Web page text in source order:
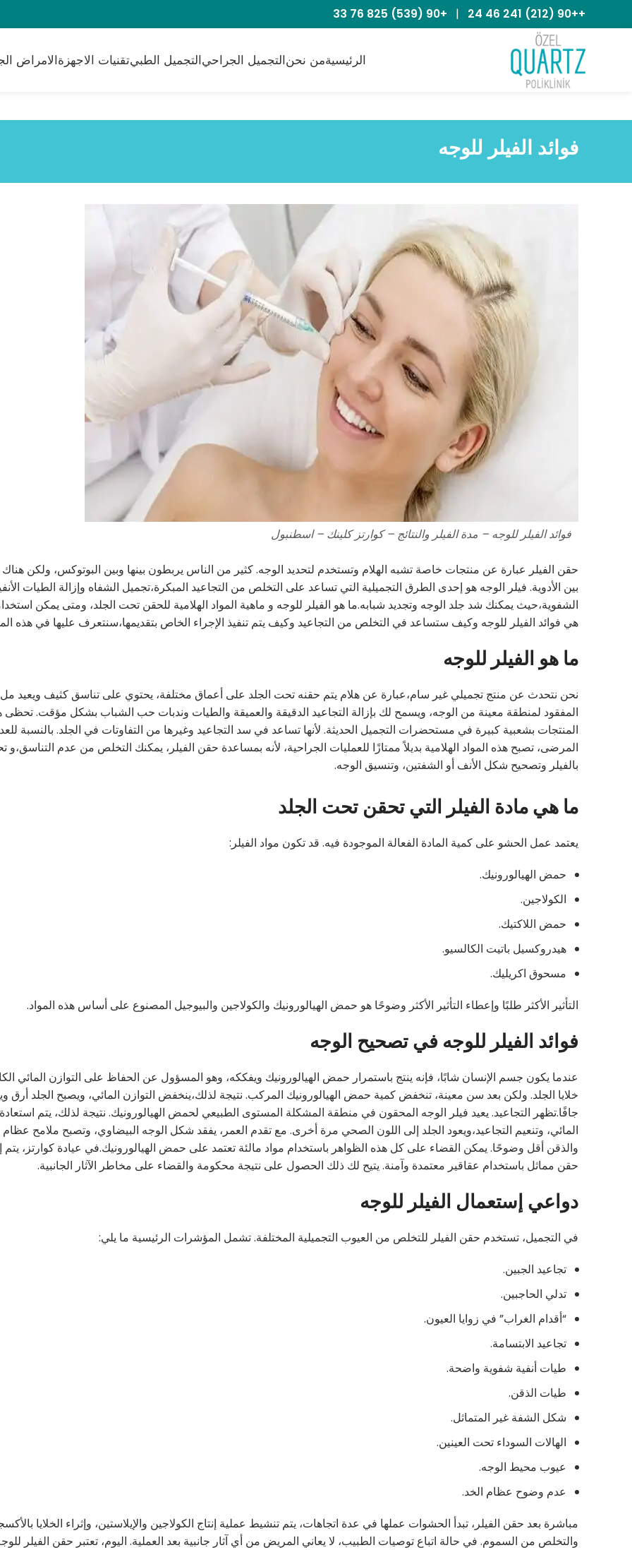
++90 (212) 241 46 24
|
+90 (539) 825 76 33
الرئيسيةمن نحنالتجميل الجراحيالتجميل الطبيتقنيات الاجهزةالامراض
فوائد الفيلر للوجه
فوائد الفيلر للوجه – مدة الفيلر والنتائج – كوارتز كلينك – اسطنبول
حقن الفيلر عبارة عن منتجات خاصة تشبه الهلام وتستخدم لتحديد الوجه. كثير من الناس يربطون بينها وبين البوتوكس، ولكن
بين الأدوية. فيلر الوجه هو إحدى الطرق التجميلية التي تساعد على التخلص من التجاعيد المبكرة،تجميل الشفاه وإزالة الطيات
الشفوية،حيث يمكنك شد جلد الوجه وتجديد شبابه.ما هو الفيلر للوجه و ماهية المواد الهلامية للحقن تحت الجلد، ومتى يمكن
هي فوائد الفيلر للوجه وكيف ستساعد في التخلص من التجاعيد وكيف يتم تنفيذ الإجراء الخاص بتقديمها،سنتعرف عليها في هذه
ما هو الفيلر للوجه
نحن نتحدث عن منتج تجميلي غير سام،عبارة عن هلام يتم حقنه تحت الجلد على أعماق مختلفة، يحتوي على تناسق كثيف ويعيد
المفقود لمنطقة معينة من الوجه، ويسمح لك بإزالة التجاعيد الدقيقة والعميقة والطيات وندبات حب الشباب بشكل مؤقت. تحظى
المنتجات بشعبية كبيرة في مستحضرات التجميل الحديثة. لأنها تساعد في سد التجاعيد وغيرها من التفاوتات في الجلد. بالنسبة
المرضى، تصبح هذه المواد الهلامية بديلاً ممتازًا للعمليات الجراحية، لأنه بمساعدة حقن الفيلر، يمكنك التخلص من عدم التناسق،و
بالفيلر وتصحيح شكل الأنف أو الشفتين، وتنسيق الوجه.
ما هي مادة الفيلر التي تحقن تحت الجلد
يعتمد عمل الحشو على كمية المادة الفعالة الموجودة فيه. قد تكون مواد الفيلر:
حمض الهيالورونيك.
الكولاجين.
حمض اللاكتيك.
هيدروكسيل باتيت الكالسيو.
مسحوق اكريليك.
التأثير الأكثر طلبًا وإعطاء التأثير الأكثر وضوحًا هو حمض الهيالورونيك والكولاجين والبيوجيل المصنوع على أساس هذه المواد.
فوائد الفيلر للوجه في تصحيح الوجه
عندما يكون جسم الإنسان شابًا، فإنه ينتج باستمرار حمض الهيالورونيك ويفككه، وهو المسؤول عن الحفاظ على التوازن المائي
خلايا الجلد. ولكن بعد سن معينة، تنخفض كمية حمض الهيالورونيك المركب. نتيجة لذلك،ينخفض التوازن المائي، ويصبح الجلد أرق
جافًا.تظهر التجاعيد. يعيد فيلر الوجه المحقون في منطقة المشكلة المستوى الطبيعي لحمض الهيالورونيك. نتيجة لذلك، يتم استعادة
المائي، وتنعيم التجاعيد،ويعود الجلد إلى اللون الصحي مرة أخرى. مع تقدم العمر، يفقد شكل الوجه البيضاوي، وتصبح ملامح عظام
والذقن أقل وضوحًا. يمكن القضاء على كل هذه الظواهر باستخدام مواد مالئة تعتمد على حمض الهيالورونيك.في عيادة كوارتز، يتم
حقن مماثل باستخدام عقاقير معتمدة وآمنة. يتيح لك ذلك الحصول على نتيجة محكومة والقضاء على مخاطر الآثار الجانبية.
دواعي إستعمال الفيلر للوجه
في التجميل، تستخدم حقن الفيلر للتخلص من العيوب التجميلية المختلفة. تشمل المؤشرات الرئيسية ما يلي:
تجاعيد الجبين.
تدلي الحاجبين.
“أقدام الغراب” في زوايا العيون.
تجاعيد الابتسامة.
طيات أنفية شفوية واضحة.
طيات الذقن.
شكل الشفة غير المتماثل.
الهالات السوداء تحت العينين.
عيوب محيط الوجه.
عدم وضوح عظام الخد.
مباشرة بعد حقن الفيلر، تبدأ الحشوات عملها في عدة اتجاهات، يتم تنشيط عملية إنتاج الكولاجين والإيلاستين، وإثراء الخلايا
والتخلص من السموم. في حالة اتباع توصيات الطبيب، لا يعاني المريض من أي آثار جانبية بعد العملية. اليوم، تعتبر حقن الفيلر